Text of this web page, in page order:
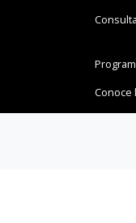
Conoce